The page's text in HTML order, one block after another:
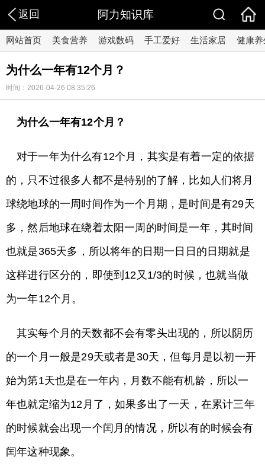
返回 阿力知识库
网站首页 美食营养 游戏数码 手工爱好 生活家居 健康养
为什么一年有12个月？
时间：2026-04-26 08:35:26
为什么一年有12个月？
对于一年为什么有12个月，其实是有着一定的依据
的，只不过很多人都不是特别的了解，比如人们将月
球绕地球的一周时间作为一个月期，是时间是有29天
多，然后地球在绕着太阳一周的时间是一年，其时间
也就是365天多，所以将年的日期一日日的日期就是
这样进行区分的，即使到12又1/3的时候，也就当做
为一年12个月。
其实每个月的天数都不会有零头出现的，所以阴历
的一个月一般是29天或者是30天，但每月是以初一开
始为第1天也是在一年内，月数不能有机龄，所以一
年也就定缩为12月了，如果多出了一天，在累计三年
的时候就会出现一个闰月的情况，所以有的时候会有
闰年这种现象。